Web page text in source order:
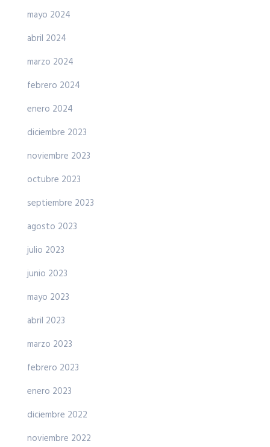
mayo 2024
abril 2024
marzo 2024
febrero 2024
enero 2024
diciembre 2023
noviembre 2023
octubre 2023
septiembre 2023
agosto 2023
julio 2023
junio 2023
mayo 2023
abril 2023
marzo 2023
febrero 2023
enero 2023
diciembre 2022
noviembre 2022